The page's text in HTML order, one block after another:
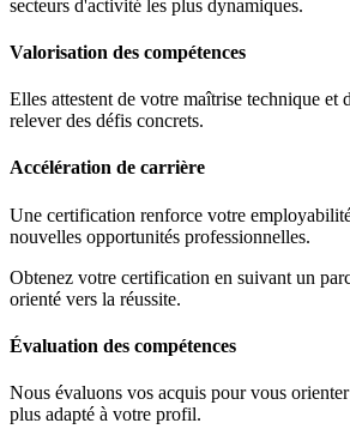
secteurs d'activité les plus dynamiques.
Valorisation des compétences
Elles attestent de votre maîtrise technique et
relever des défis concrets.
Accélération de carrière
Une certification renforce votre
nouvelles opportunités professionnelles.
Obtenez votre certification en suivant un
orienté vers la réussite.
Évaluation des compétences
Nous évaluons vos acquis pour vous
plus adapté à votre profil.